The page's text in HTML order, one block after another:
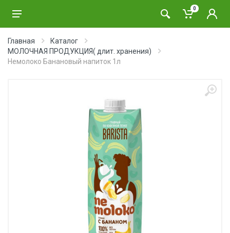
0
Главная
Каталог
МОЛОЧНАЯ ПРОДУКЦИЯ( длит. хранения)
Немолоко Банановый напиток 1л